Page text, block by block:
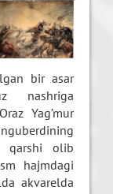
bir asar
nashriga
Yag’mur
qarshi olib
hajmdagi
akvarelda